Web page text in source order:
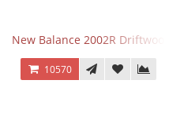
New Balance 2002R
10570